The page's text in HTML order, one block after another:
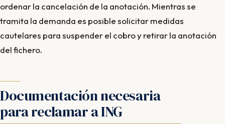
ordenar la cancelación de la anotación. Mientras se
tramita la demanda es posible solicitar medidas
cautelares para suspender el cobro y retirar la anotación
del fichero.
Documentación necesaria
para reclamar a ING